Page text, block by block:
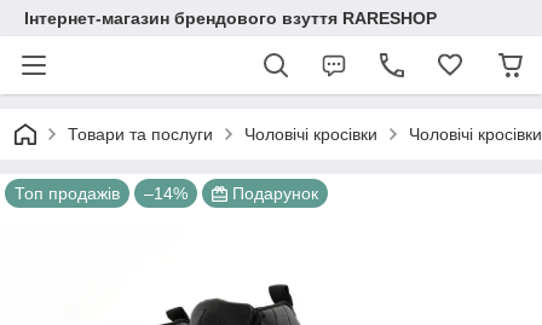
Інтернет-магазин брендового взуття RARESHOP
Товари та послуги Чоловічі кросівки Чоловічі
Топ продажів –14% Подарунок